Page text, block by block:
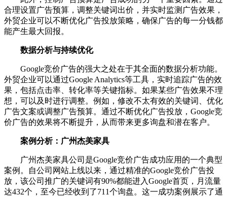
合理设置广告预算，调整关键词出价，并实时监测广告效果，
外贸企业可以不断优化广告投放策略，确保广告的每一分钱都
能产生最大回报。
数据分析与持续优化
Google竞价广告的强大之处在于其全面的数据分析功能。
外贸企业可以通过Google Analytics等工具，实时追踪广告的效
果，包括点击率、转化率等关键指标。如果某些广告效果不理
想，可以及时进行调整。例如，修改不太有效的关键词、优化
广告文案或调整广告预算。通过不断优化广告投放，Google竞
价广告的效果将不断提升，从而带来更多询盘和潜在客户。
案例分析：广州杰美家具
广州杰美家具公司是Google竞价广告成功应用的一个典型
案例。自公司网站上线以来，通过精准的Google竞价广告投
放，该公司推广的关键词有90%都能进入Google首页，月流量
达432个，至今已经收到了711个询盘。这一成功案例展示了通